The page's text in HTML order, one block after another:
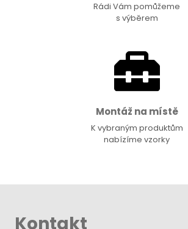
Rádi Vám pomůžeme
s výběrem
Montáž na místě
K vybraným produktům
nabízíme vzorky
Kontakt